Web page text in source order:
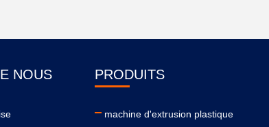
NOUS PRODUITS
machine d'extrusion plastique